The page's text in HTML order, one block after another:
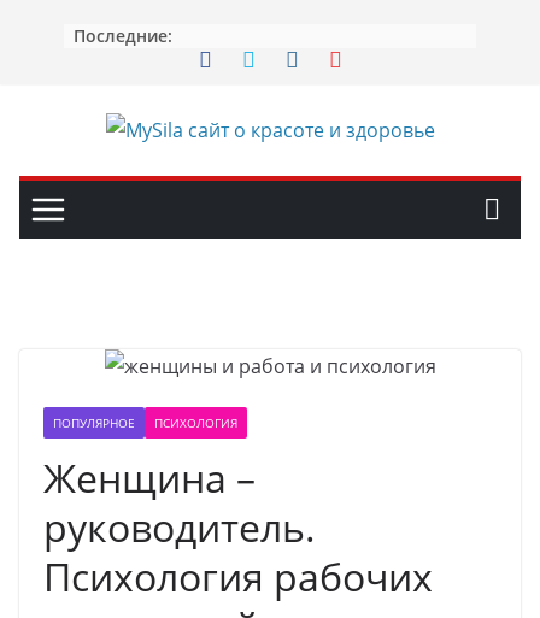
Последние:
ПОПУЛЯРНОЕ ПСИХОЛОГИЯ
Женщина –
руководитель.
Психология рабочих